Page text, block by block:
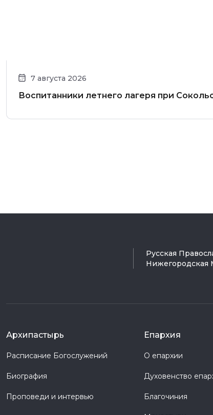
7 августа 2026
Воспитанники летнего лагеря при
Русская
Нижегородская
Архипастырь
Расписание Богослужений
Биография
Проповеди и интервью
Епархия
О епархии
Духовенство
Благочиния